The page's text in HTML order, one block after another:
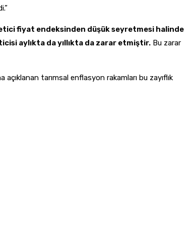
fiyat endeksinden düşük seyretmesi halinde
aylıkta da yıllıkta da zarar etmiştir. Bu zarar
açıklanan tarımsal enflasyon rakamları bu zayıflık